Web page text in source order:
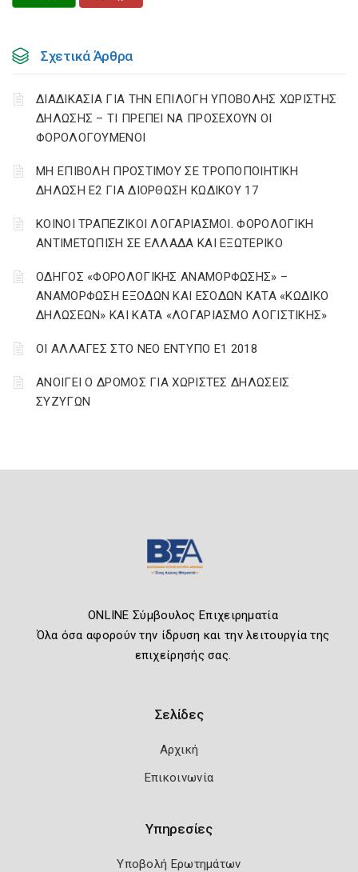
Σχετικά Άρθρα
ΔΙΑΔΙΚΑΣΙΑ ΓΙΑ ΤΗΝ ΕΠΙΛΟΓΗ ΥΠΟΒΟΛΗΣ ΧΩΡΙΣΤΗΣ
ΔΗΛΩΣΗΣ – ΤΙ ΠΡΕΠΕΙ ΝΑ ΠΡΟΣΕΧΟΥΝ ΟΙ
ΦΟΡΟΛΟΓΟΥΜΕΝΟΙ
ΜΗ ΕΠΙΒΟΛΗ ΠΡΟΣΤΙΜΟΥ ΣΕ ΤΡΟΠΟΠΟΙΗΤΙΚΗ
ΔΗΛΩΣΗ Ε2 ΓΙΑ ΔΙΟΡΘΩΣΗ ΚΩΔΙΚΟΥ 17
ΚΟΙΝΟΙ ΤΡΑΠΕΖΙΚΟΙ ΛΟΓΑΡΙΑΣΜΟΙ. ΦΟΡΟΛΟΓΙΚΗ
ΑΝΤΙΜΕΤΩΠΙΣΗ ΣΕ ΕΛΛΑΔΑ ΚΑΙ ΕΞΩΤΕΡΙΚΟ
ΟΔΗΓΟΣ «ΦΟΡΟΛΟΓΙΚΗΣ ΑΝΑΜΟΡΦΩΣΗΣ» –
ΑΝΑΜΟΡΦΩΣΗ ΕΞΟΔΩΝ ΚΑΙ ΕΣΟΔΩΝ ΚΑΤΑ «ΚΩΔΙΚΟ
ΔΗΛΩΣΕΩΝ» ΚΑΙ ΚΑΤΑ «ΛΟΓΑΡΙΑΣΜΟ ΛΟΓΙΣΤΙΚΗΣ»
ΟΙ ΑΛΛΑΓΕΣ ΣΤΟ ΝΕΟ ΕΝΤΥΠΟ Ε1 2018
ΑΝΟΙΓΕΙ Ο ΔΡΟΜΟΣ ΓΙΑ ΧΩΡΙΣΤΕΣ ΔΗΛΩΣΕΙΣ
ΣΥΖΥΓΩΝ
ONLINE Σύμβουλος Επιχειρηματία
Όλα όσα αφορούν την ίδρυση και την λειτουργία της
επιχείρησής σας.
Σελίδες
Αρχική
Επικοινωνία
Υπηρεσίες
Υποβολή Ερωτημάτων